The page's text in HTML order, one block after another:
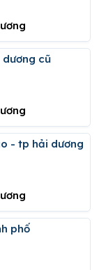
dương cũ
- tp hải dương
phố